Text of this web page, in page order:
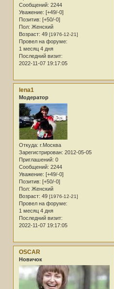
Сообщений: 2244
Уважение: [+49/-0]
Позитив: [+50/-0]
Пол: Женский
Возраст: 49 [1976-12-21]
Провел на форуме:
1 месяц 4 дня
Последний визит:
2022-11-07 19:17:05
lena1
Модератор
Откуда: г.Москва
Зарегистрирован: 2012-05-05
Приглашений: 0
Сообщений: 2244
Уважение: [+49/-0]
Позитив: [+50/-0]
Пол: Женский
Возраст: 49 [1976-12-21]
Провел на форуме:
1 месяц 4 дня
Последний визит:
2022-11-07 19:17:05
OSCAR
Новичок